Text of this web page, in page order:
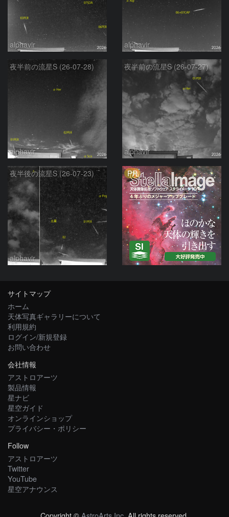
alphavir alphavir
夜半前の流星S (26-07-28)
alphavir
夜半前の流星S (26-07-27)
alphavir
夜半後の流星S (26-07-23)
alphavir
PR
サイトマップ
ホーム
天体写真ギャラリーについて
利用規約
ログイン/新規登録
お問い合わせ
会社情報
アストロアーツ
製品情報
星ナビ
星空ガイド
オンラインショップ
プライバシー・ポリシー
Follow
アストロアーツ
Twitter
YouTube
星空アナウンス